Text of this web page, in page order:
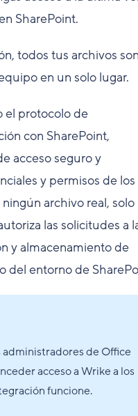
SharePoint.
todos tus archivos
en un solo lugar.
el protocolo de
con SharePoint,
acceso seguro y
y permisos de los
archivo real,
las solicitudes a
y almacenamiento de
del entorno de
administradores de Office
acceso a Wrike a los
funcione.